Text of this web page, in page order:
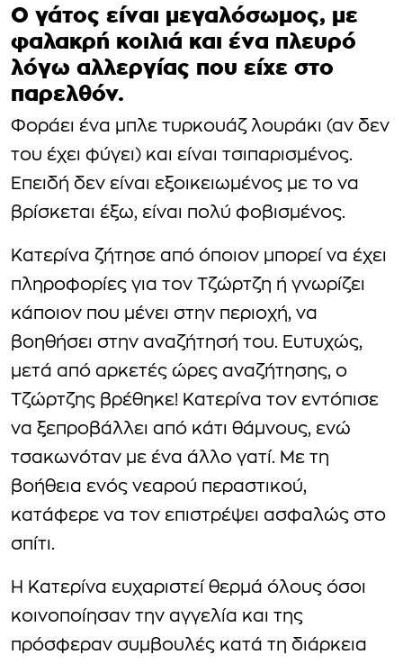
Ο γάτος είναι μεγαλόσωμος, με
φαλακρή κοιλιά και ένα πλευρό
λόγω αλλεργίας που είχε στο
παρελθόν.
Φοράει ένα μπλε τυρκουάζ λουράκι (αν δεν
του έχει φύγει) και είναι τσιπαρισμένος.
Επειδή δεν είναι εξοικειωμένος με το να
βρίσκεται έξω, είναι πολύ φοβισμένος.
Κατερίνα ζήτησε από όποιον μπορεί να έχει
πληροφορίες για τον Τζώρτζη ή γνωρίζει
κάποιον που μένει στην περιοχή, να
βοηθήσει στην αναζήτησή του. Ευτυχώς,
μετά από αρκετές ώρες αναζήτησης, ο
Τζώρτζης βρέθηκε! Κατερίνα τον εντόπισε
να ξεπροβάλλει από κάτι θάμνους, ενώ
τσακωνόταν με ένα άλλο γατί. Με τη
βοήθεια ενός νεαρού περαστικού,
κατάφερε να τον επιστρέψει ασφαλώς στο
σπίτι.
Η Κατερίνα ευχαριστεί θερμά όλους όσοι
κοινοποίησαν την αγγελία και της
πρόσφεραν συμβουλές κατά τη διάρκεια